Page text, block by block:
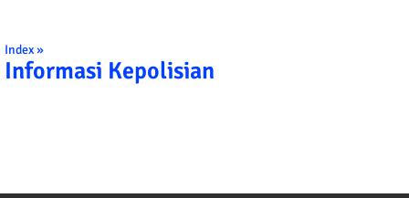
Index »
Informasi Kepolisian